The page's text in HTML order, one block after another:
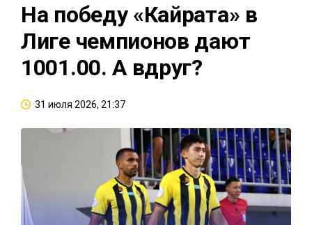
На победу «Кайрата» в
Лиге чемпионов дают
1001.00. А вдруг?
31 июля 2026, 21:37